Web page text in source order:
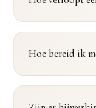
Hoe bereid ik